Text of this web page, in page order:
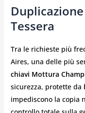
Tessera
Tra le richieste più
Aires, una delle più
chiavi Mottura
sicurezza, protette da
impediscono la copia